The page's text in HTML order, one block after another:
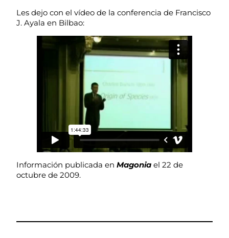
Les dejo con el vídeo de la conferencia de Francisco
J. Ayala en Bilbao:
Información publicada en Magonia el 22 de
octubre de 2009.